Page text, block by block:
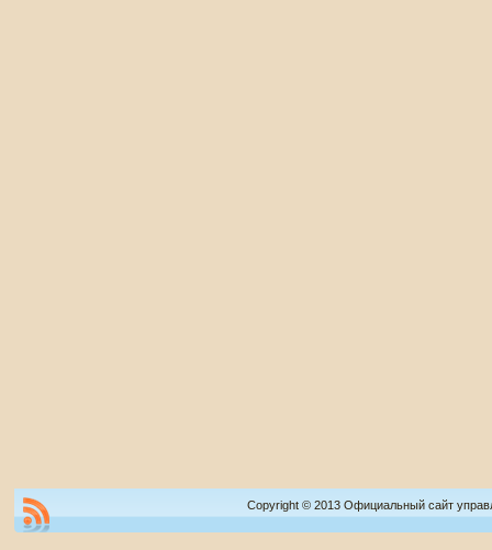
Copyright © 2013 Официальный сайт